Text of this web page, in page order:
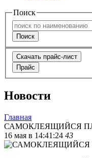
Поиск
Поиск
Скачать прайс-лист
Прайс
Новости
Главная
САМОКЛЕЯЩИЙСЯ
16 мая в 14:41:24 43